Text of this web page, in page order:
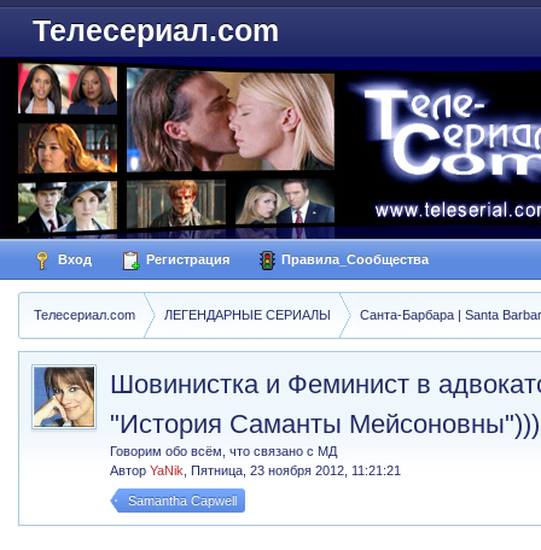
Телесериал.com
Вход Регистрация Правила_Сообщества
Телесериал.com ЛЕГЕНДАРНЫЕ СЕРИАЛЫ Санта-Барбара | Santa
Шовинистка и Феминист в
"История Саманты
Говорим обо всём, что связано с МД
АвторYaNik ,Пятница, 23 ноября 2012, 11:21:21
Samantha Capwell